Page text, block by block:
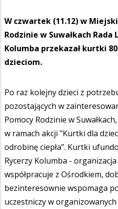
W czwartek (11.12) w
Rodzinie w Suwałkach Rada
Kolumba przekazał kurtki
dzieciom.
Po raz kolejny dzieci z
pozostających w
Pomocy Rodzinie w
w ramach akcji "Kurtki dla
odrobinę ciepła”. Kurtki
Rycerzy Kolumba -
współpracuje z Ośrodkiem,
bezinteresownie wspomaga
uczestniczy w